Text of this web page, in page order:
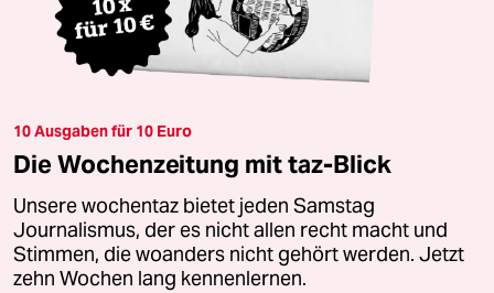
10 Ausgaben für 10 Euro
Die Wochenzeitung mit taz-Blick
Unsere wochentaz bietet jeden Samstag
Journalismus, der es nicht allen recht macht und
Stimmen, die woanders nicht gehört werden. Jetzt
zehn Wochen lang kennenlernen.